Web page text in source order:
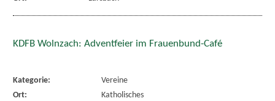
KDFB Wolnzach: Adventfeier im Frauenbund-Café
Kategorie:
Vereine
Ort:
Katholisches